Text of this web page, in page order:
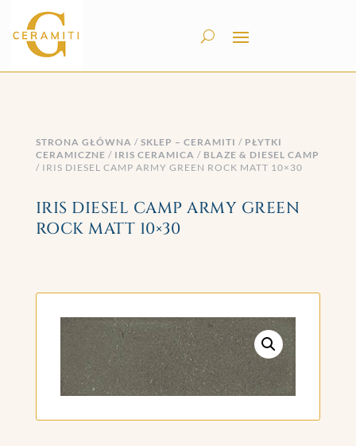
STRONA GŁÓWNA / SKLEP – CERAMITI / PŁYTKI
CERAMICZNE / IRIS CERAMICA / BLAZE & DIESEL CAMP
/ IRIS DIESEL CAMP ARMY GREEN ROCK MATT 10×30
IRIS DIESEL CAMP ARMY GREEN
ROCK MATT 10×30